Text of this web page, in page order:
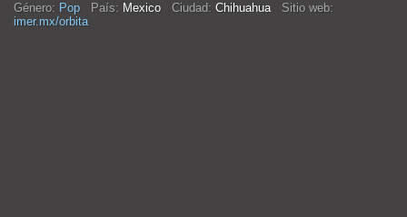
Género: Pop País: Mexico Ciudad: Chihuahua Sitio web:
imer.mx/orbita